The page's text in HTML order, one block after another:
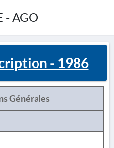
- AGO
- 1986
Générales